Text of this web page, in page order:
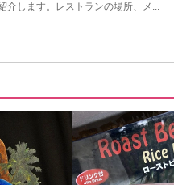
介します。レストランの場所、メ...